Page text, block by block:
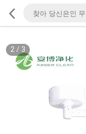
2/ 3